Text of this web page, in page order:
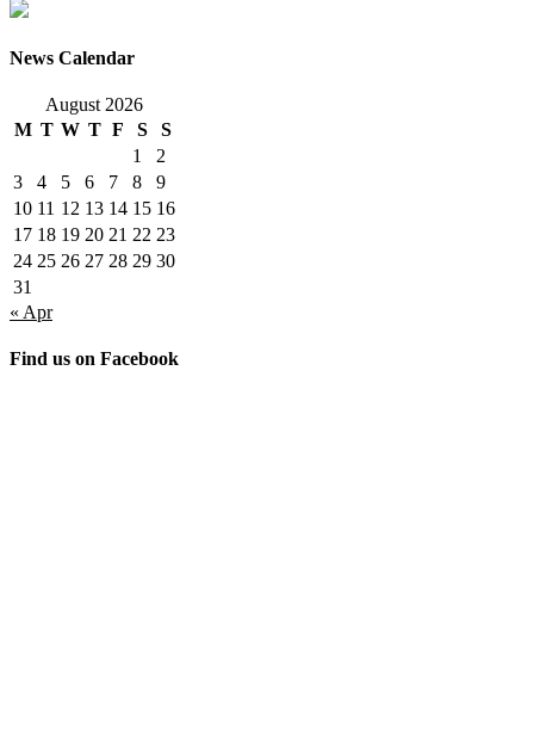
News Calendar
August 2026
M T W T F S
S
1
2
3
4 5 6 7 8
9
10 11 12 13 14 15 16
17 18 19 20 21 22 23
24 25 26 27 28 29 30
31
« Apr
Find us on Facebook